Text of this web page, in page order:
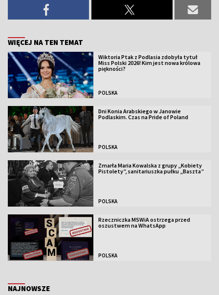
WIĘCEJ NA TEN TEMAT
Wiktoria Ptak z Podlasia zdobyła tytuł
Miss Polski 2026! Kim jest nowa królowa
piękności?
POLSKA
Dni Konia Arabskiego w Janowie
Podlaskim. Czas na Pride of Poland
POLSKA
Zmarła Maria Kowalska z grupy „Kobiety
Pistolety”, sanitariuszka pułku „Baszta”
POLSKA
Rzeczniczka MSWiA ostrzega przed
oszustwem na WhatsApp
POLSKA
NAJNOWSZE